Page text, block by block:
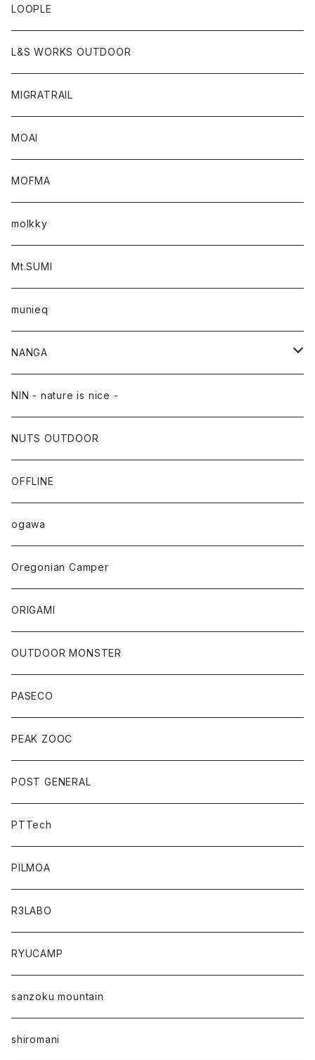
LOOPLE
L&S WORKS OUTDOOR
MIGRATRAIL
MOAI
MOFMA
molkky
Mt.SUMI
munieq
NANGA
NANGA×TACOMA FUJI RECORDS
NIN - nature is nice -
NUTS OUTDOOR
OFFLINE
ogawa
Oregonian Camper
ORIGAMI
OUTDOOR MONSTER
PASECO
PEAK ZOOC
POST GENERAL
PTTech
PILMOA
R3LABO
RYUCAMP
sanzoku mountain
shiromani